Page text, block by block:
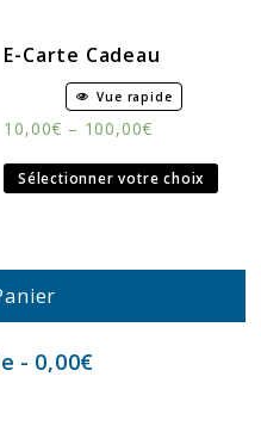
E-Carte Cadeau
Vue rapide
10,00€ – 100,00€
Sélectionner votre choix
0,00€